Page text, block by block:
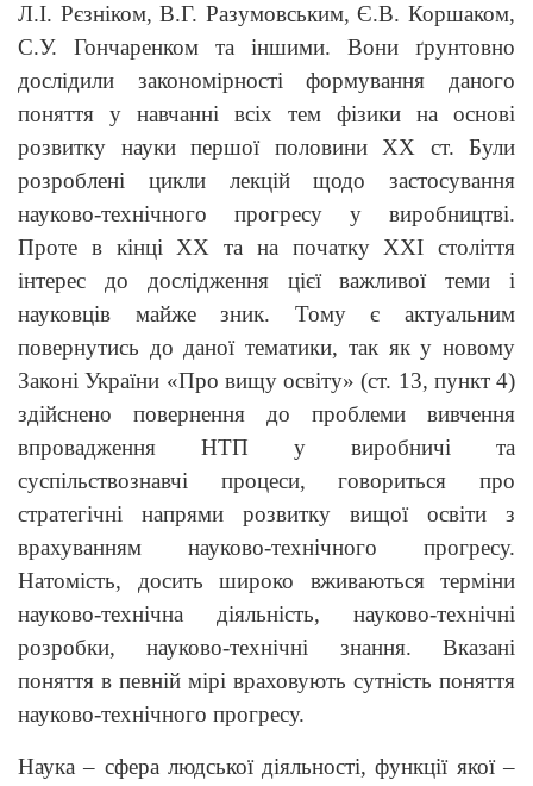
Л.І. Рєзніком, В.Г. Разумовським, Є.В. Коршаком,
С.У. Гончаренком та іншими. Вони ґрунтовно
дослідили закономірності формування даного
поняття у навчанні всіх тем фізики на основі
розвитку науки першої половини ХХ ст. Були
розроблені цикли лекцій щодо застосування
науково-технічного прогресу у виробництві.
Проте в кінці ХХ та на початку ХХІ століття
інтерес до дослідження цієї важливої теми і
науковців майже зник. Тому є актуальним
повернутись до даної тематики, так як у новому
Законі України «Про вищу освіту» (ст. 13, пункт 4)
здійснено повернення до проблеми вивчення
впровадження НТП у виробничі та
суспільствознавчі процеси, говориться про
стратегічні напрями розвитку вищої освіти з
врахуванням науково-технічного прогресу.
Натомість, досить широко вживаються терміни
науково-технічна діяльність, науково-технічні
розробки, науково-технічні знання. Вказані
поняття в певній мірі враховують сутність поняття
науково-технічного прогресу.
Наука – сфера людської діяльності, функції якої –